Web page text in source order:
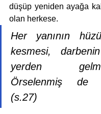
düşüp yeniden ayağa
olan herkese.
Her yanının
kesmesi,
yerden
Örselenmiş de
(s.27)